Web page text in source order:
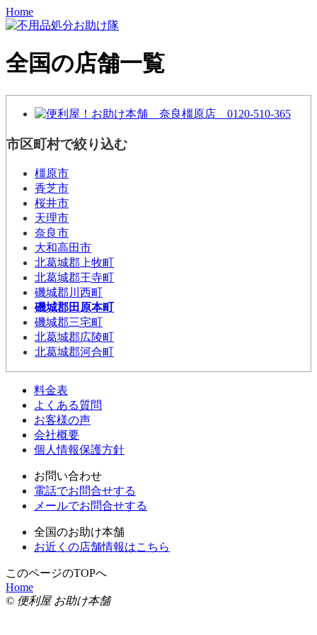
Home
全国の店舗一覧
市区町村で絞り込む
橿原市
香芝市
桜井市
天理市
奈良市
大和高田市
北葛城郡上牧町
北葛城郡王寺町
磯城郡川西町
磯城郡田原本町
磯城郡三宅町
北葛城郡広陵町
北葛城郡河合町
料金表
よくある質問
お客様の声
会社概要
個人情報保護方針
お問い合わせ
電話でお問合せする
メールでお問合せする
全国のお助け本舗
お近くの店舗情報はこちら
このページのTOPへ
Home
© 便利屋 お助け本舗